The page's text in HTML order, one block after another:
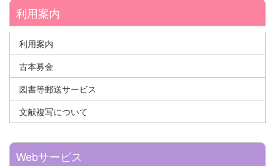
利用案内
利用案内
古本募金
図書等郵送サービス
文献複写について
Webサービス